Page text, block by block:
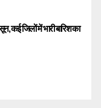
कई जिलों में भारी बारिश का